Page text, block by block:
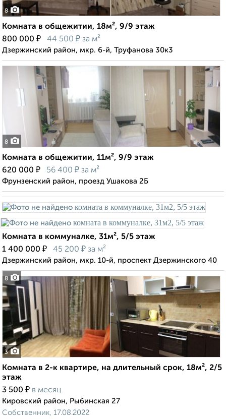
8
Комната в общежитии, 18м², 9/9 этаж
800 000 ₽ 44 500 ₽ за м²
Дзержинский район, мкр. 6-й, Труфанова 30к3
8
Комната в общежитии, 11м², 9/9 этаж
620 000 ₽ 56 400 ₽ за м²
Фрунзенский район, проезд Ушакова 2Б
8
Комната в коммуналке, 31м², 5/5 этаж
1 400 000 ₽ 45 200 ₽ за м²
Дзержинский район, мкр. 10-й, проспект Дзержинского 40
3
Комната в 2-к квартире, на длительный срок, 18м², 2/5
этаж
3 500 ₽ в месяц
Кировский район, Рыбинская 27
Собственник, 17.08.2022